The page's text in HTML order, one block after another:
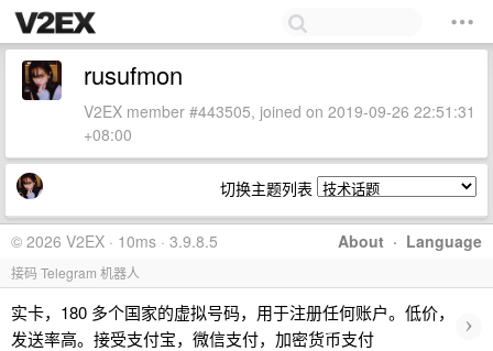
rusufmon
V2EX member #443505, joined on 2019-09-26 22:51:31
+08:00
切换主题列表
About · Language
© 2026 V2EX · 10ms · 3.9.8.5
接码 Telegram 机器人
实卡，180 多个国家的虚拟号码，用于注册任何账户。低价，
发送率高。接受支付宝，微信支付，加密货币支付
›